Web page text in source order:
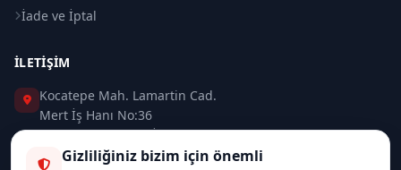
İade ve İptal
İLETIŞIM
Kocatepe Mah. Lamartin Cad.
Mert İş Hanı No:36
Taksim / Beyoğlu / İSTANBUL
Gizliliğiniz bizim için önemli